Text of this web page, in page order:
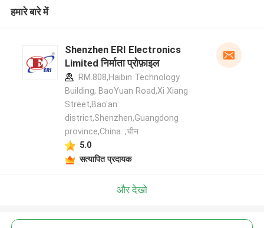
हमारे बारे में
Shenzhen ERI Electronics
Limited निर्माता प्रोफ़ाइल
RM.808,Haibin Technology
Building, BaoYuan Road,Xi Xiang
Street,Bao'an
district,Shenzhen,Guangdong
province,China. ,चीन
5.0
सत्यापित प्रदायक
और देखो